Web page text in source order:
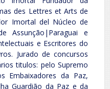
des Lettres et Arts de
Imortal del Núcleo de
Assunção|Paraguai e
e Escritores do
Jurado de concursos
titulos: pelo Supremo
Embaixadores da Paz,
Guardião da Paz e da